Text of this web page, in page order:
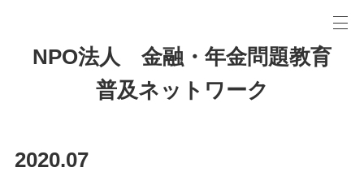
NPO法人 金融・年金問題教育
普及ネットワーク
2020.07